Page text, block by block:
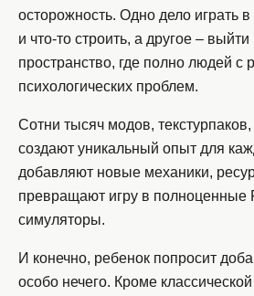
осторожность. Одно дело играть
и что-то строить, а другое –
пространство, где полно людей с
психологических проблем.
Сотни тысяч модов,
создают уникальный опыт для
добавляют новые механики,
превращают игру в полноценные
симуляторы.
И конечно, ребенок попросит
особо нечего. Кроме